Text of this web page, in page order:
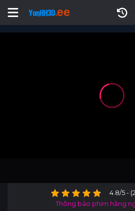
4.8/5 -
Thông báo phim hằng